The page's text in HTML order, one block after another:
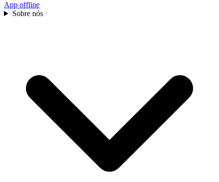
App offline
Sobre nós